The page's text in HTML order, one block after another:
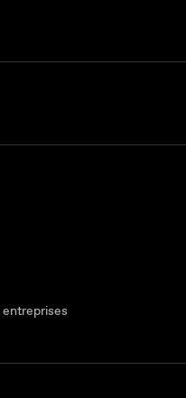
entreprises